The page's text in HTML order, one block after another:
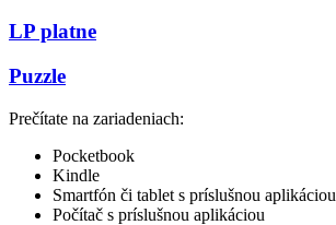
LP platne
Puzzle
Prečítate na zariadeniach:
Pocketbook
Kindle
Smartfón či tablet s príslušnou aplikáciou
Počítač s príslušnou aplikáciou